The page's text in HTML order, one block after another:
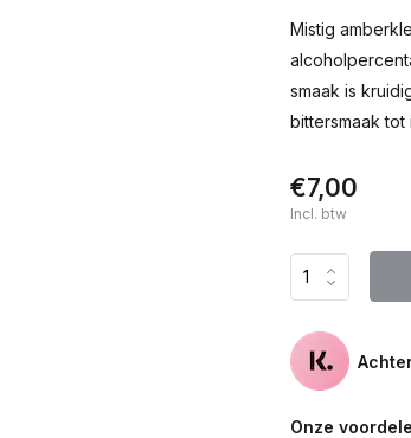
Mistig
smaak is
bittersmaak
€7,00
Incl. btw
Onze